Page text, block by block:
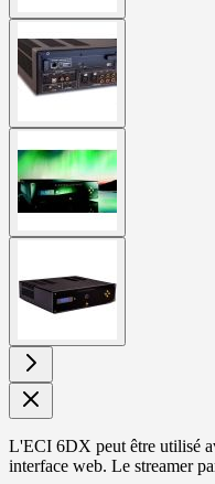
larger
image
larger
image
image
L'ECI 6DX peut être utilisé
interface web. Le streamer